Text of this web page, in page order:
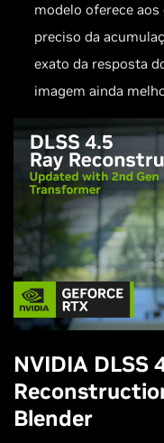
modelo oferece
preciso da
exato da resposta
imagem ainda
NVIDIA DLSS
Blender